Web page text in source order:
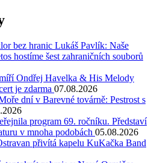
bez hranic Lukáš Pavlík: Naše
hostíme šest zahraničních souborů
Ondřej Havelka & His Melody
je zdarma 07.08.2026
dní v Barevné továrně: Pestrost s
program 69. ročníku. Představí
v mnoha podobách 05.08.2026
přivítá kapelu KuKačka Band